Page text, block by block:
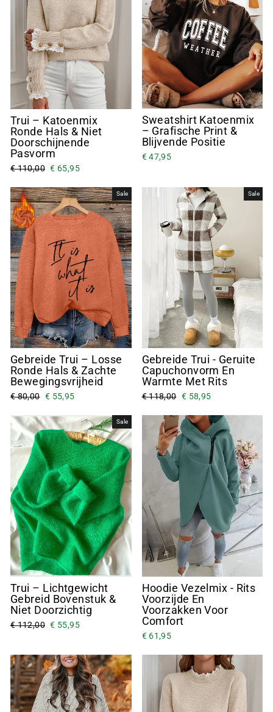
Trui – Katoenmix
Ronde Hals & Niet
Doorschijnende
Pasvorm
€ 110,00 € 65,95
Sweatshirt Katoenmix
– Grafische Print &
Blijvende Positie
€ 47,95
Sale
Gebreide Trui – Losse
Ronde Hals & Zachte
Bewegingsvrijheid
€ 80,00 € 55,95
Sale
Gebreide Trui - Geruite
Capuchonvorm En
Warmte Met Rits
€ 118,00 € 58,95
Sale
Trui – Lichtgewicht
Gebreid Bovenstuk &
Niet Doorzichtig
€ 112,00 € 55,95
Hoodie Vezelmix - Rits
Voorzijde En
Voorzakken Voor
Comfort
€ 61,95